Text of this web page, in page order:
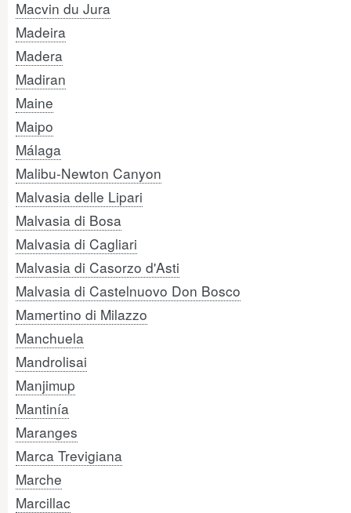
Macvin du Jura
Madeira
Madera
Madiran
Maine
Maipo
Málaga
Malibu-Newton Canyon
Malvasia delle Lipari
Malvasia di Bosa
Malvasia di Cagliari
Malvasia di Casorzo d'Asti
Malvasia di Castelnuovo Don Bosco
Mamertino di Milazzo
Manchuela
Mandrolisai
Manjimup
Mantinía
Maranges
Marca Trevigiana
Marche
Marcillac